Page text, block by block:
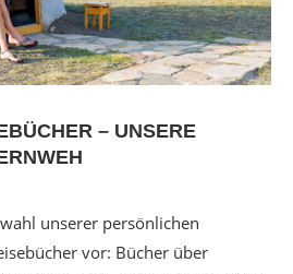
– UNSERE
unserer persönlichen
vor: Bücher über